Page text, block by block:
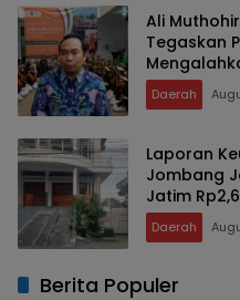
Ali
Tegaskan
Daerah
Laporan
Jombang
Jatim
Daerah
Berita Populer